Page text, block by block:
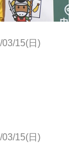
03/15(日)
03/15(日)